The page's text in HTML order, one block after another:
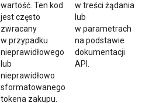
wartość. Ten kod
jest często
zwracany
w przypadku
nieprawidłowego
lub
nieprawidłowo
sformatowanego
tokena zakupu.
w treści żądania
lub
w parametrach
na podstawie
dokumentacji
API.